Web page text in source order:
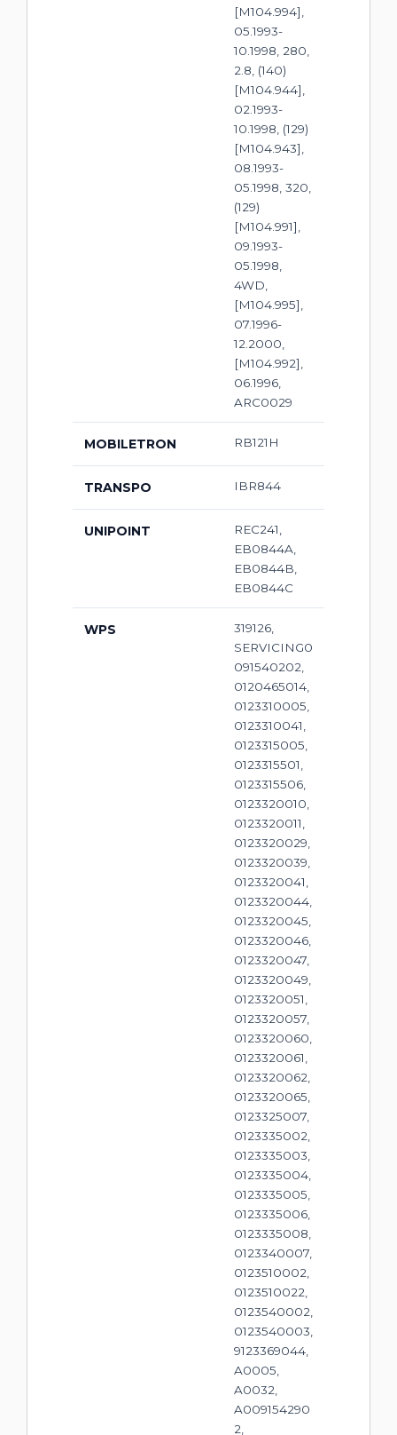
[M104.994],
05.1993-
10.1998, 280,
2.8, (140)
[M104.944],
02.1993-
10.1998, (129)
[M104.943],
08.1993-
05.1998, 320,
(129)
[M104.991],
09.1993-
05.1998,
4WD,
[M104.995],
07.1996-
12.2000,
[M104.992],
06.1996,
ARC0029
MOBILETRON RB121H
TRANSPO IBR844
UNIPOINT
REC241,
EB0844A,
EB0844B,
EB0844C
WPS
319126,
SERVICING0
091540202,
0120465014,
0123310005,
0123310041,
0123315005,
0123315501,
0123315506,
0123320010,
0123320011,
0123320029,
0123320039,
0123320041,
0123320044,
0123320045,
0123320046,
0123320047,
0123320049,
0123320051,
0123320057,
0123320060,
0123320061,
0123320062,
0123320065,
0123325007,
0123335002,
0123335003,
0123335004,
0123335005,
0123335006,
0123335008,
0123340007,
0123510002,
0123510022,
0123540002,
0123540003,
9123369044,
A0005,
A0032,
A009154290
2,